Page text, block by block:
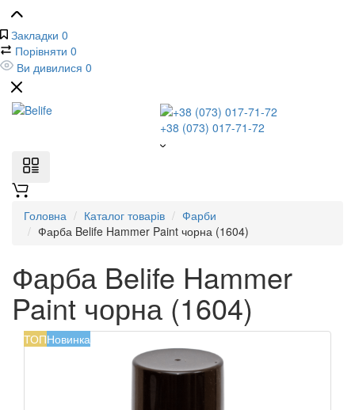
Закладки 0
Порівняти 0
Ви дивилися 0
+38 (073) 017-71-72
Головна Каталог товарів
Фарби
Фарба Belife Hammer Paint чорна (1604)
Фарба Belife Hammer
Paint чорна (1604)
ТОПНовинка